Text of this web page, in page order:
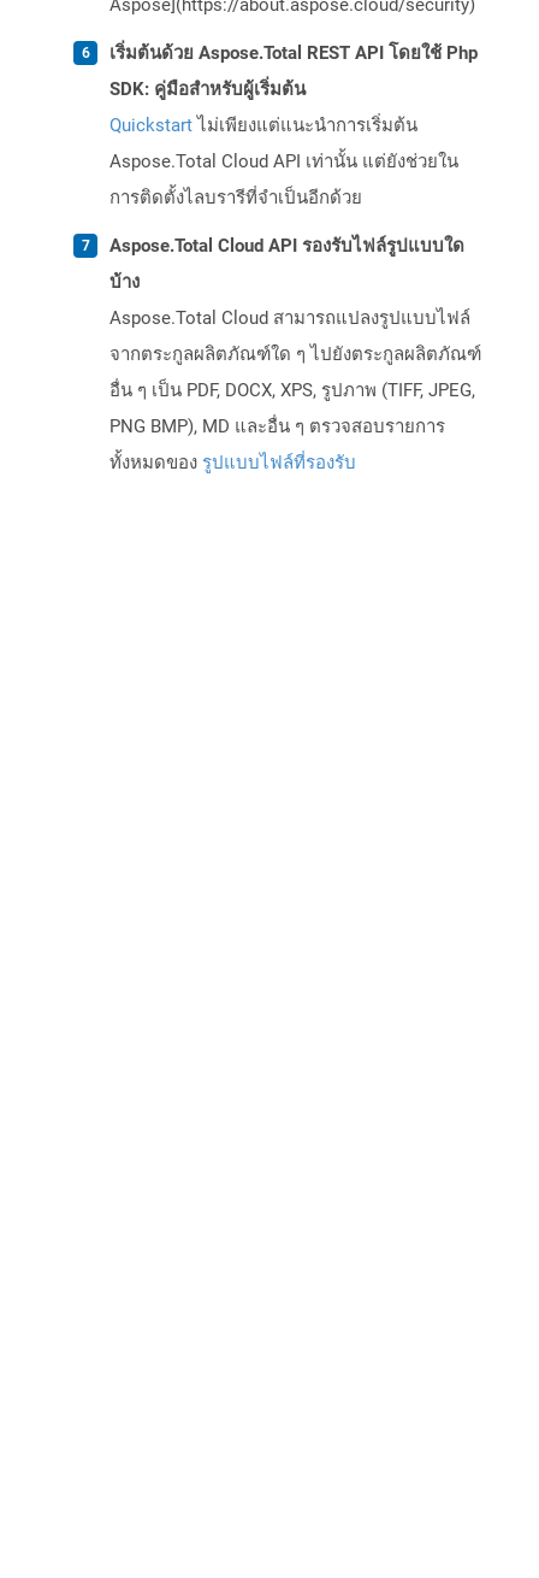
Aspose](https://about.aspose.cloud/security)
เริ่มต้นด้วย Aspose.Total REST API โดยใช้ Php
SDK: คู่มือสำหรับผู้เริ่มต้น
Quickstartไม่เพียงแต่แนะนำการเริ่มต้น
Aspose.Total Cloud API เท่านั้น แต่ยังช่วยใน
การติดตั้งไลบรารีที่จำเป็นอีกด้วย
Aspose.Total Cloud API รองรับไฟล์รูปแบบใด
บ้าง
Aspose.Total Cloud สามารถแปลงรูปแบบไฟล์
จากตระกูลผลิตภัณฑ์ใด ๆ ไปยังตระกูลผลิตภัณฑ์
อื่น ๆ เป็น PDF, DOCX, XPS, รูปภาพ (TIFF, JPEG,
PNG BMP), MD และอื่น ๆ ตรวจสอบรายการ
ทั้งหมดของ รูปแบบไฟล์ที่รองรับ